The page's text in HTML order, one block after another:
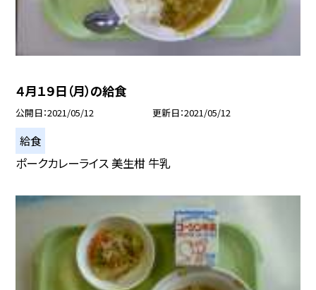
４月１９日（月）の給食
公開日 2021/05/12 更新日 2021/05/12
給食
ポークカレーライス 美生柑 牛乳